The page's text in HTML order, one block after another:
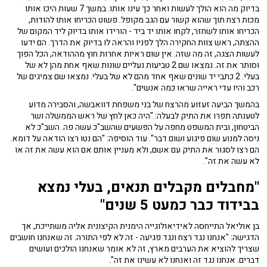
בדיוק מה הוא הולך לעשות ואחר כך עינו אותו. במשך 7 שעות היכו אותו
מכות רצח תוך שהוא קשור עם הגב מקופל. פשוט הכריחו אותו להודות,
הכריחו אותו לשחזר, לקחו אותו יד ביד - הורידו אותו בדיוק ליד המקום של
ההצתה, ראש צוות החקירה הלך לפניו והראה לו בדיוק את הדרך. הם ידעו
לעשות הצגה, זה מה שזה. אין שום ראיות אחרות חוץ מההודאה, הכל הפוך
וסותר את זה. נמצאו שם 2 טביעות נעליים שונות שאף אחת מהן לא של
בעלי. 2 כתבי יד שונים שאף אחד מהם לא של בעלי. נמצאו שם צמיגים של
רכב והיו עדי ראייה שראו כמה אנשים".
בהמשך הביעה זעזוע מהרצח של בני משפחת דוואבשה, והסבירה מדוע
לטענתה תפרו את התיק לבעלה: "היה כאן לחץ של ראש הממשלה ושר
הביטחון, ובית המשפט מחפה על הפשעים שהשב"כ עשה פה. השב"כ לא
ניסה למנוע שום פיגוע ושום דבר". עוד הוסיפה: "הם נטו רצו הודאה על דומא.
הם רצו לסגור את התיק עם אשם, ולא מעניין אותם אם הוא עשה את זה או
לא עשה את זה".
"מחבלים מקבלים תנאים, בעלי נמצא
בבידוד כבר כמעט 5 שנים"
בן אוליאל התייחסה לאידיאולוגייה הימנית הקיצונית אליה משתייכת, אך
הדגישה: "אנחנו נגד רצח ונגד פגיעה - זה לא לפי התורה. זה שאנחנו חושבים
שצריך להוציא את הערבים מארץ, זה לא אומר שאנחנו הולכים ועושים
דברים. אנחנו נגד זה ואנחנו לא עשינו את זה".